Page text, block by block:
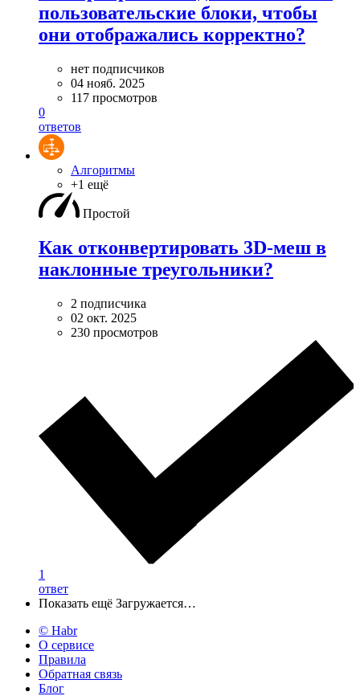
пользовательские блоки, чтобы
они отображались корректно?
нет подписчиков
04 нояб. 2025
117 просмотров
0
ответов
Алгоритмы
+1 ещё
Простой
Как отконвертировать 3D-меш в
наклонные треугольники?
2 подписчика
02 окт. 2025
230 просмотров
1
ответ
Показать ещё Загружается…
© Habr
О сервисе
Правила
Обратная связь
Блог